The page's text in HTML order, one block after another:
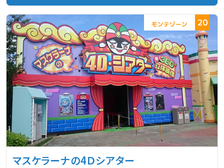
20
マスケラーナの4Ｄシアター